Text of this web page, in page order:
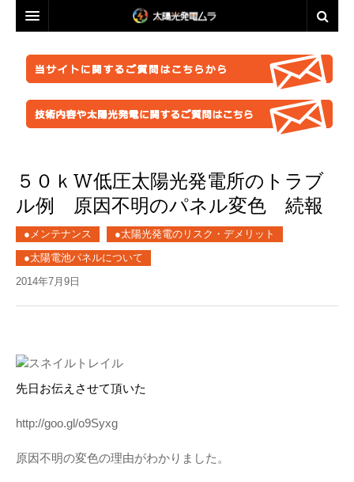
事業計画を立ててみましょう！
●グリーン投資減税
●再エネ法について
●太陽光発電のリスク・デメリット
▲ご注意ください！詐欺事例紹介
●これからの太陽光発電
●運用ノウハウ
●太陽光発電所経営
●分譲
●自作キット
●体験会
ソーラーシェアリングとは
脱原発・太陽光推進に興味のある方へ
●お金が無くても太陽光推進！
業者選定に困ったら
パネル
架台販売
フェンス
防草シート
業務委託
機器レンタル
ABOUT US
お問い合わせ総合窓口
特定商取引法に基づく表記
プライバシーポリシー
FACEBOOKページ
はじめての方へ
このサイトの使い方
太陽光発電ムラの目指すこと
太陽光発電ムラ・ポータルへ
５０ｋW低圧太陽光発電所のトラブ
ル例 原因不明のパネル変色 続報
●メンテナンス
●太陽光発電のリスク・デメリット
●太陽電池パネルについて
2014年7月9日
先日お伝えさせて頂いた
http://goo.gl/o9Syxg
原因不明の変色の理由がわかりました。